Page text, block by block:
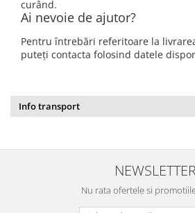
curând.
Ai nevoie de ajutor?
Pentru întrebări referitoare la
puteți contacta folosind datele
Info transport
Nu rata ofertele si